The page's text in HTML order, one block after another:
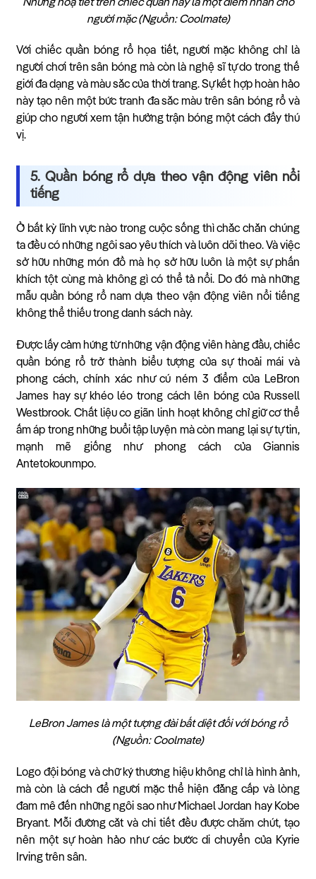
Những hoạ tiết trên chiếc quần này là một điểm nhấn cho
người mặc (Nguồn: Coolmate)
Với chiếc quần bóng rổ họa tiết, người mặc không chỉ là
người chơi trên sân bóng mà còn là nghệ sĩ tự do trong thế
giới đa dạng và màu sắc của thời trang. Sự kết hợp hoàn hảo
này tạo nên một bức tranh đa sắc màu trên sân bóng rổ và
giúp cho người xem tận hưởng trận bóng một cách đầy thú
vị.
5. Quần bóng rổ dựa theo vận động viên nổi
tiếng
Ở bất kỳ lĩnh vực nào trong cuộc sống thì chắc chắn chúng
ta đều có những ngôi sao yêu thích và luôn dõi theo. Và việc
sở hữu những món đồ mà họ sở hữu luôn là một sự phấn
khích tột cùng mà không gì có thể tả nổi. Do đó mà những
mẫu quần bóng rổ nam dựa theo vận động viên nổi tiếng
không thể thiếu trong danh sách này.
Được lấy cảm hứng từ những vận động viên hàng đầu, chiếc
quần bóng rổ trở thành biểu tượng của sự thoải mái và
phong cách, chính xác như cú ném 3 điểm của LeBron
James hay sự khéo léo trong cách lên bóng của Russell
Westbrook. Chất liệu co giãn linh hoạt không chỉ giữ cơ thể
ấm áp trong những buổi tập luyện mà còn mang lại sự tự tin,
mạnh mẽ giống như phong cách của Giannis
Antetokounmpo.
LeBron James là một tượng đài bất diệt đối với bóng rổ
(Nguồn: Coolmate)
Logo đội bóng và chữ ký thương hiệu không chỉ là hình ảnh,
mà còn là cách để người mặc thể hiện đẳng cấp và lòng
đam mê đến những ngôi sao như Michael Jordan hay Kobe
Bryant. Mỗi đường cắt và chi tiết đều được chăm chút, tạo
nên một sự hoàn hảo như các bước di chuyển của Kyrie
Irving trên sân.